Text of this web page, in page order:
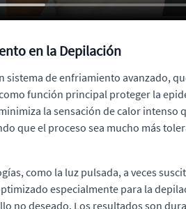
en la Depilación
sistema de enfriamiento avanzado,
función principal proteger la
la sensación de calor
que el proceso sea mucho más
como la luz pulsada, a veces
especialmente para la
no deseado. Los resultados son